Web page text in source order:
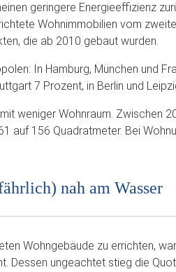
geringere Energieeffizienz
Wohnimmobilien vom
die ab 2010 gebaut wurden.
In Hamburg, München und
7 Prozent, in Berlin und
weniger Wohnraum. Zwischen
auf 156 Quadratmeter. Bei
nah am Wasser
Wohngebäude zu errichten,
Dessen ungeachtet stieg die